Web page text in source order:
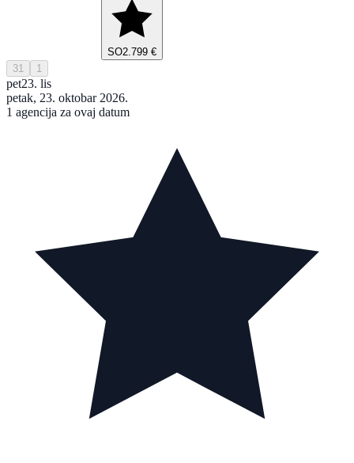
SO2.799 €
31 1
pet23. lis
petak, 23. oktobar 2026.
1 agencija za ovaj datum